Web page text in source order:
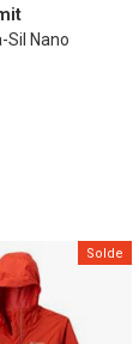
Sil Nano
Solde